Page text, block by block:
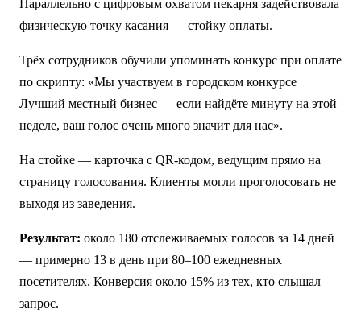
Параллельно с цифровым охватом пекарня задействовала
физическую точку касания — стойку оплаты.
Трёх сотрудников обучили упоминать конкурс при оплате
по скрипту: «Мы участвуем в городском конкурсе
Лучший местный бизнес — если найдёте минуту на этой
неделе, ваш голос очень много значит для нас».
На стойке — карточка с QR-кодом, ведущим прямо на
страницу голосования. Клиенты могли проголосовать не
выходя из заведения.
Результат: около 180 отслеживаемых голосов за 14 дней
— примерно 13 в день при 80–100 ежедневных
посетителях. Конверсия около 15% из тех, кто слышал
запрос.